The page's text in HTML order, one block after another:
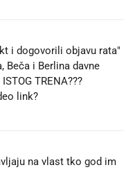
i dogovorili objavu rata"
Beča i Berlina davne
TRENA???
link?
na vlast tko god im